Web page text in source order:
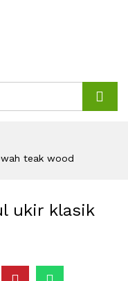
teak wood
ukir klasik